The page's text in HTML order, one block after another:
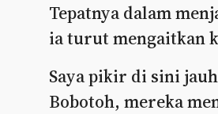
Tepatnya dalam
ia turut mengaitkan
Saya pikir di sini
Bobotoh, mereka